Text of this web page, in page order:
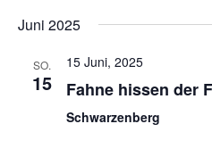
wählen.
Juni 2025
SO.
15
15 Juni, 2025
Fahne hissen der
Schwarzenberg